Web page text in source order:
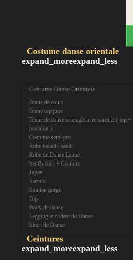
Costume danse orientale
expand_moreexpand_less
Costume Danse Orientale
Tenue de cours
Tenue top jupe
Tenue de danse orientale avec sarouel ( top +
pantalon )
Costume semi pro
Robe baladi / saidi
Robe de Danse Latine
Set Bustier + Ceinture
Jupes
Sarouel
Soutien gorge
Top
Body de danse
Legging et collant de Danse
Short de Danse
Ceintures
expand_moreexpand_less